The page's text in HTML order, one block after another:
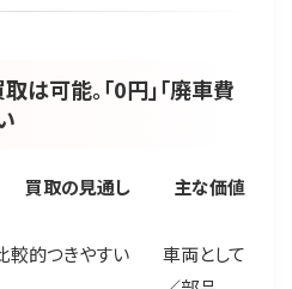
可能。「0円」「廃車費
買取の見通し 主な価値
較的つきやすい
車両として